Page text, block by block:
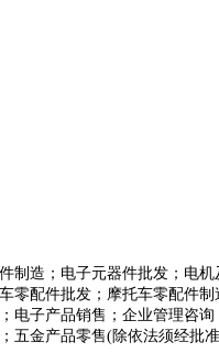
制造；电子元器件批发；电
零配件批发；摩托车零配件
电子产品销售；企业管理咨
五金产品零售(除依法须经批